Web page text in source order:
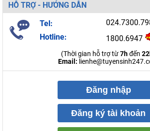
HỖ TRỢ - HƯỚNG DẪN
Tel:
Hotline:
1800.6947
(Thời gian hỗ trợ từ7hđến
Email:
Đăng nhập
Đăng ký tài khoản